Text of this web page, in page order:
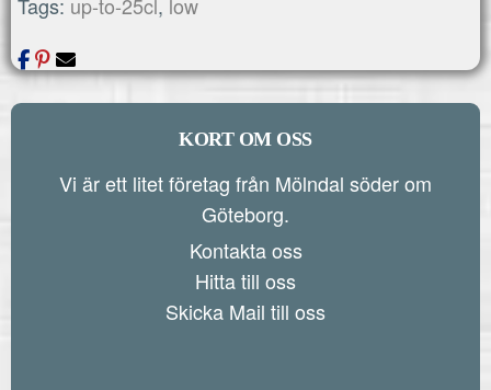
Tags: up-to-25cl, low
KORT OM OSS
Vi är ett litet företag från Mölndal söder om
Göteborg.
Kontakta oss
Hitta till oss
Skicka Mail till oss